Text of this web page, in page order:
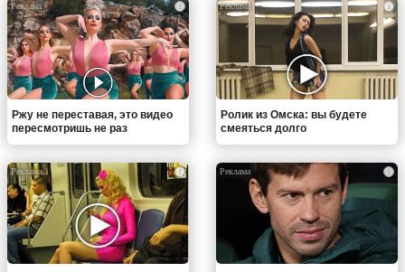
i
Ржу не переставая, это видео
пересмотришь не раз
i
Ролик из Омска: вы будете
смеяться долго
i i